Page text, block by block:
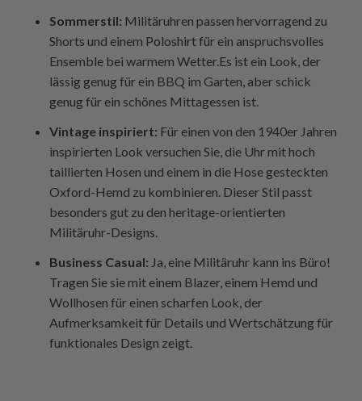
Sommerstil: Militäruhren passen hervorragend zu
Shorts und einem Poloshirt für ein anspruchsvolles
Ensemble bei warmem Wetter.Es ist ein Look, der
lässig genug für ein BBQ im Garten, aber schick
genug für ein schönes Mittagessen ist.
Vintage inspiriert: Für einen von den 1940er Jahren
inspirierten Look versuchen Sie, die Uhr mit hoch
taillierten Hosen und einem in die Hose gesteckten
Oxford-Hemd zu kombinieren. Dieser Stil passt
besonders gut zu den heritage-orientierten
Militäruhr-Designs.
Business Casual: Ja, eine Militäruhr kann ins Büro!
Tragen Sie sie mit einem Blazer, einem Hemd und
Wollhosen für einen scharfen Look, der
Aufmerksamkeit für Details und Wertschätzung für
funktionales Design zeigt.